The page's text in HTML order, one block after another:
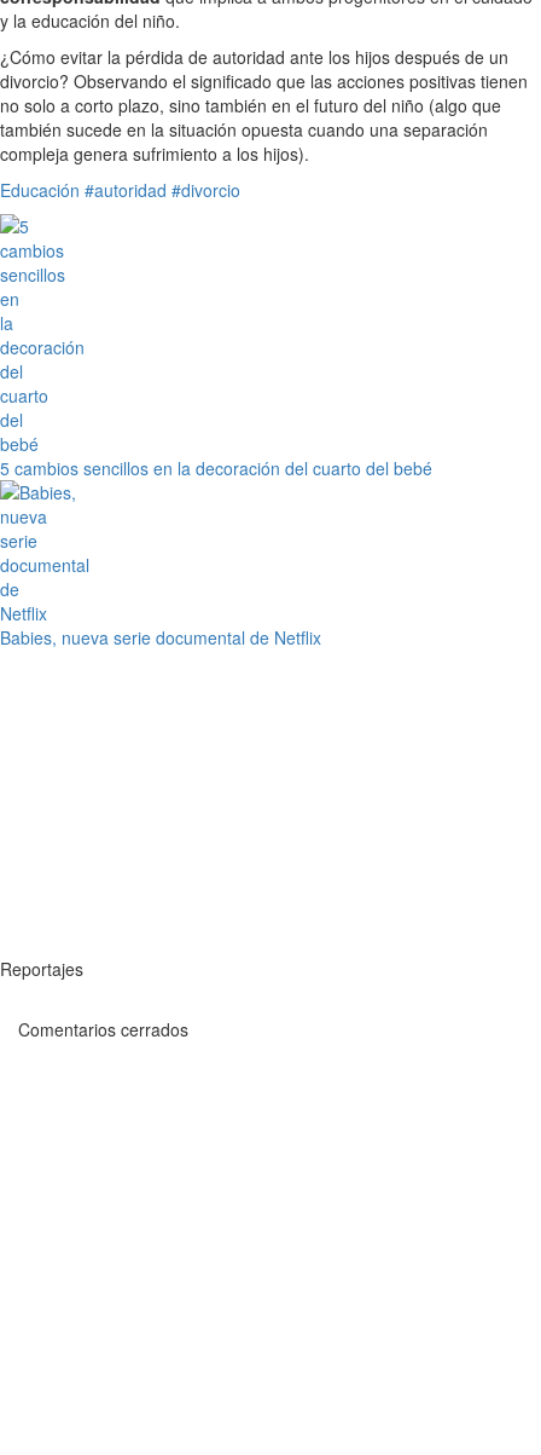
y la educación del niño.
¿Cómo evitar la pérdida de autoridad ante los hijos después de un
divorcio? Observando el significado que las acciones positivas tienen
no solo a corto plazo, sino también en el futuro del niño (algo que
también sucede en la situación opuesta cuando una separación
compleja genera sufrimiento a los hijos).
Educación #autoridad #divorcio
5 cambios sencillos en la decoración del cuarto del bebé
Babies, nueva serie documental de Netflix
Reportajes
Comentarios cerrados